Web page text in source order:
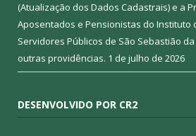
(Atualização dos Dados Cadastrais) e a
Aposentados e Pensionistas do Instituto
Servidores Públicos de São Sebastião
outras providências. 1 de julho de 2026
DESENVOLVIDO POR CR2